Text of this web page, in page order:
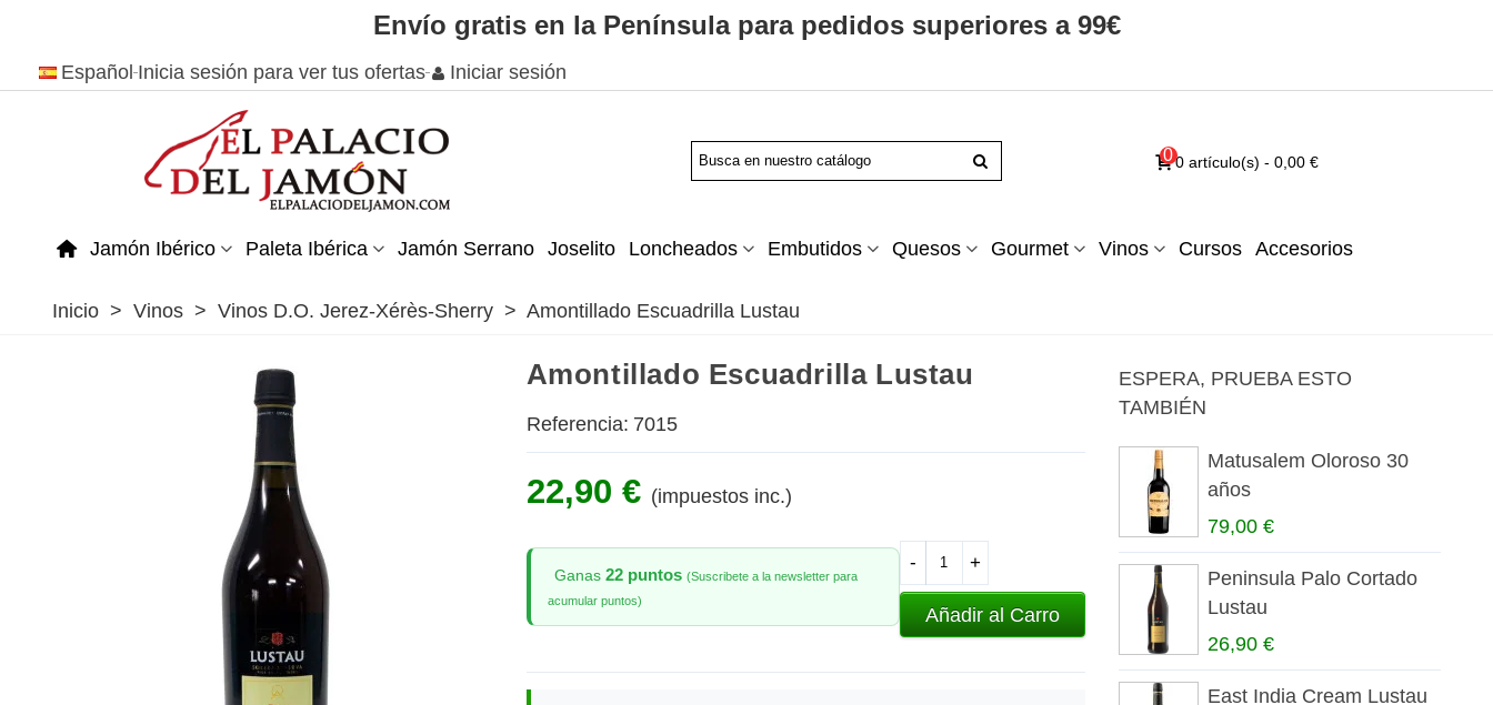
Envío gratis en la Península para pedidos superiores a 99€
Español Inicia sesión para ver tus ofertas Iniciar sesión
00 artículo(s) - 0,00 €
Jamón Ibérico Paleta Ibérica Jamón Serrano Joselito Loncheados Embutidos Quesos Gourmet Vinos Cursos Accesorios
Inicio > Vinos > Vinos D.O. Jerez-Xérès-Sherry > Amontillado Escuadrilla Lustau
Amontillado Escuadrilla Lustau
Referencia: 7015
22,90 € (impuestos inc.)
Ganas 22 puntos (Suscribete a la newsletter para
acumular puntos)
- +
Añadir al Carro
ESPERA, PRUEBA ESTO
TAMBIÉN
Matusalem Oloroso 30
años
79,00 €
Peninsula Palo Cortado
Lustau
26,90 €
East India Cream Lustau